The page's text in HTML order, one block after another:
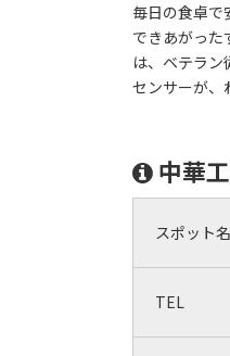
毎日の食卓で
できあがった
は、ベテラ
センサーが、
中華
スポット名
TEL